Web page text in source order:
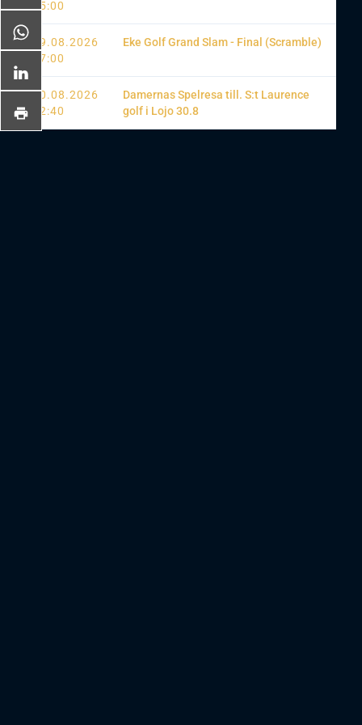
05:00
29.08.2026
07:00
Eke Golf Grand Slam - Final (Scramble)
30.08.2026
12:40
Damernas Spelresa till. S:t Laurence
golf i Lojo 30.8